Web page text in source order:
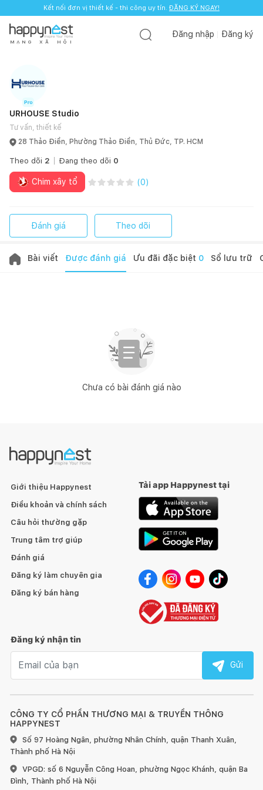
Kết nối đơn vị thiết kế - thi công uy tín. ĐĂNG KÝ NGAY!
M Ạ N G X Ã H Ộ I
Đăng nhập Đăng ký
URHOUSE Studio
Tư vấn, thiết kế
28 Thảo Điền, Phường Thảo Điền, Thủ Đức, TP. HCM
Theo dõi 2 Đang theo dõi 0
Chim xây tổ (0)
Đánh giá Theo dõi
Bài viết Được đánh giá Ưu đãi đặc biệt 0 Sổ lưu trữ
Chưa có bài đánh giá nào
CÔNG TY CỔ PHẦN THƯƠNG MẠI & TRUYỀN THÔNG
HAPPYNEST
Số 97 Hoàng Ngân, phường Nhân Chính, quận Thanh Xuân,
Thành phố Hà Nội
VPGD: số 6 Nguyễn Công Hoan, phường Ngọc Khánh, quận Ba
Đình, Thành phố Hà Nội
Giới thiệu Happynest
Điều khoản và chính sách
Câu hỏi thường gặp
Trung tâm trợ giúp
Đánh giá
Đăng ký làm chuyên gia
Đăng ký bán hàng
Tải app Happynest tại
Đăng ký nhận tin
Gửi